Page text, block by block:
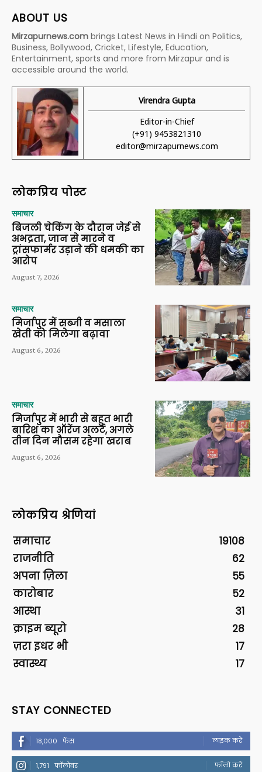
ABOUT US
Mirzapurnews.com brings Latest News in Hindi on Politics,
Business, Bollywood, Cricket, Lifestyle, Education,
Entertainment, sports and more from Mirzapur and is
accessible around the world.
Virendra Gupta
Editor-in-Chief
(+91) 9453821310
editor@mirzapurnews.com
लोकप्रिय पोस्ट
समाचार
बिजली चेकिंग के दौरान जेई से
अभद्रता, जान से मारने व
ट्रांसफार्मर उड़ाने की धमकी का
आरोप
August 7, 2026
समाचार
मिर्जापुर में सब्जी व मसाला
खेती को मिलेगा बढ़ावा
August 6, 2026
समाचार
मिर्जापुर में भारी से बहुत भारी
बारिश का ऑरेंज अलर्ट, अगले
तीन दिन मौसम रहेगा खराब
August 6, 2026
लोकप्रिय श्रेणियां
समाचार
19108
राजनीति
62
अपना ज़िला
55
कारोबार
52
आस्था
31
क्राइम ब्यूरो
28
ज़रा इधर भी
17
स्वास्थ्य
17
STAY CONNECTED
18,000 फैंस लाइक करें
1,791 फॉलोवर फॉलो करें